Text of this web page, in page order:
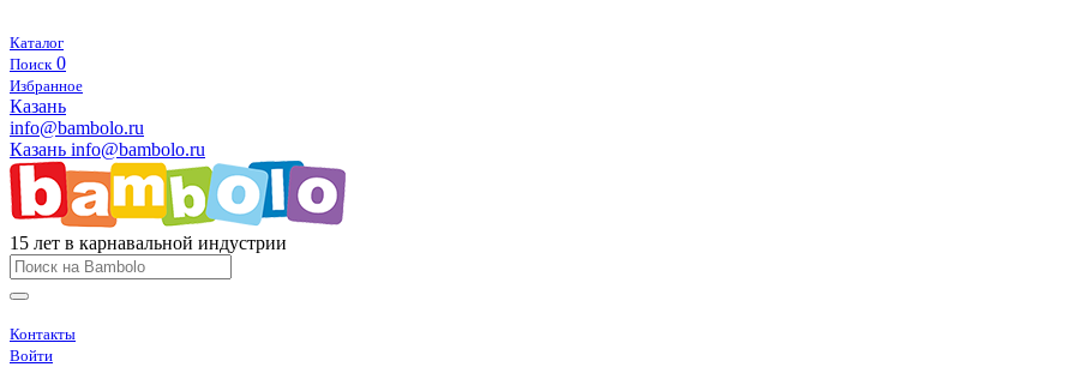
Каталог
Поиск 0
Избранное
Казань
info@bambolo.ru
Казань info@bambolo.ru
15 лет в карнавальной индустрии
Контакты
Войти